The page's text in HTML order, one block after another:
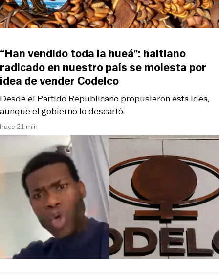
hace 21 min
Desde el Partido Republicano propusieron esta idea,
aunque el gobierno lo descartó.
“Han vendido toda la hueá”: haitiano
radicado en nuestro país se molesta por
idea de vender Codelco